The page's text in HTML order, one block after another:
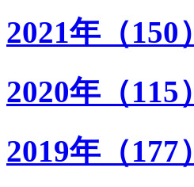
2021年（150）
2020年（115）
2019年（177）